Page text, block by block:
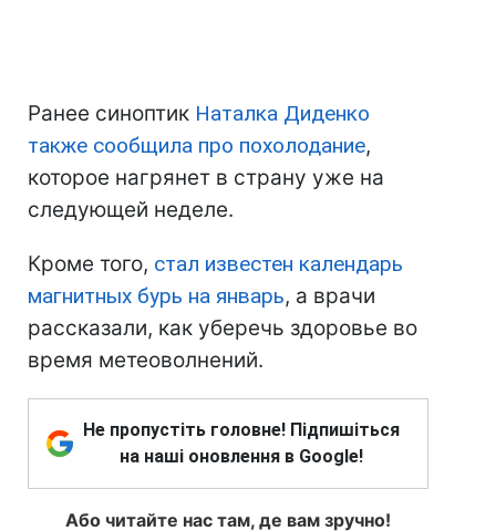
Ранее синоптик Наталка Диденко
также сообщила про похолодание,
которое нагрянет в страну уже на
следующей неделе.
Кроме того, стал известен календарь
магнитных бурь на январь, а врачи
рассказали, как уберечь здоровье во
время метеоволнений.
Не пропустіть головне! Підпишіться
на наші оновлення в Google!
Або читайте нас там, де вам зручно!